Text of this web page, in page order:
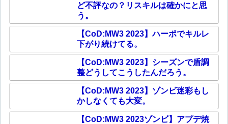
ど不評なの？リスキルは確かにと思
う。
【CoD:MW3 2023】ハーポでキルレ
下がり続けてる。
【CoD:MW3 2023】シーズンで盾調
整どうしてこうしたんだろう。
【CoD:MW3 2023】ゾンビ迷彩もし
かしなくても大変。
【CoD:MW3 2023ゾンビ】アプデ焼